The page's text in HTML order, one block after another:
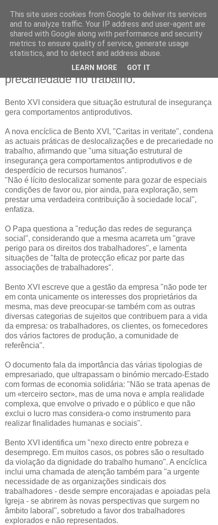
Caritas in veritate
14 julho 2009
Papa condena deslocalizações e
precariedade no trabalho.
Bento XVI considera que situação estrutural de insegurança
gera comportamentos antiprodutivos.
A nova encíclica de Bento XVI, "Caritas in veritate", condena
as actuais práticas de deslocalizações e de precariedade no
trabalho, afirmando que "uma situação estrutural de
insegurança gera comportamentos antiprodutivos e de
desperdício de recursos humanos".
"Não é lícito deslocalizar somente para gozar de especiais
condições de favor ou, pior ainda, para exploração, sem
prestar uma verdadeira contribuição à sociedade local",
enfatiza.
O Papa questiona a "redução das redes de segurança
social", considerando que a mesma acarreta um "grave
perigo para os direitos dos trabalhadores", e lamenta
situações de "falta de protecção eficaz por parte das
associações de trabalhadores".
Bento XVI escreve que a gestão da empresa "não pode ter
em conta unicamente os interesses dos proprietários da
mesma, mas deve preocupar-se também com as outras
diversas categorias de sujeitos que contribuem para a vida
da empresa: os trabalhadores, os clientes, os fornecedores
dos vários factores de produção, a comunidade de
referência".
O documento fala da importância das várias tipologias de
empresariado, que ultrapassam o binómio mercado-Estado
com formas de economia solidária: "Não se trata apenas de
um «terceiro sector», mas de uma nova e ampla realidade
complexa, que envolve o privado e o público e que não
exclui o lucro mas considera-o como instrumento para
realizar finalidades humanas e sociais".
Bento XVI identifica um "nexo directo entre pobreza e
desemprego. Em muitos casos, os pobres são o resultado
da violação da dignidade do trabalho humano". A encíclica
inclui uma chamada de atenção também para "a urgente
necessidade de as organizações sindicais dos
trabalhadores - desde sempre encorajadas e apoiadas pela
Igreja - se abrirem às novas perspectivas que surgem no
âmbito laboral", sobretudo a favor dos trabalhadores
explorados e não representados.
This site uses cookies from Google to deliver its services
and to analyze traffic. Your IP address and user-agent are
shared with Google along with performance and security
metrics to ensure quality of service, generate usage
statistics, and to detect and address abuse.
LEARN MORE GOT IT